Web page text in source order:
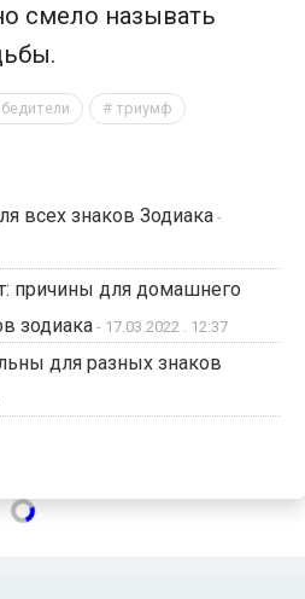
смело называть
триумф
всех знаков Зодиака -
причины для домашнего
зодиака - 17.03.2022 . 12:37
для разных знаков